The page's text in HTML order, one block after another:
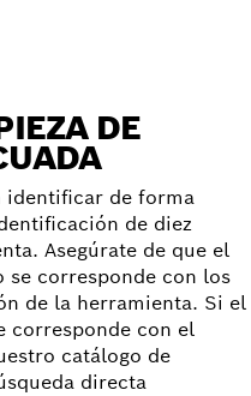
DE
identificar de forma
de diez
Asegúrate de que el
corresponde con los
de la herramienta. Si el
corresponde con el
catálogo de
directa